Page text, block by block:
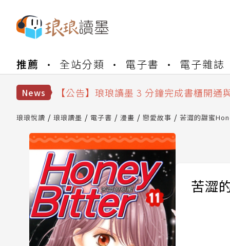
推薦 全站分類 電子書 電子雜誌
News
【公告】琅琅讀墨數位閱讀資產合併與
【公告】琅琅讀墨 3 分鐘完成書櫃開
【公告】琅琅讀墨數位閱讀資產合併與
琅琅悅讀 琅琅讀墨 電子書 漫畫 戀愛故事 苦澀的甜蜜
苦澀